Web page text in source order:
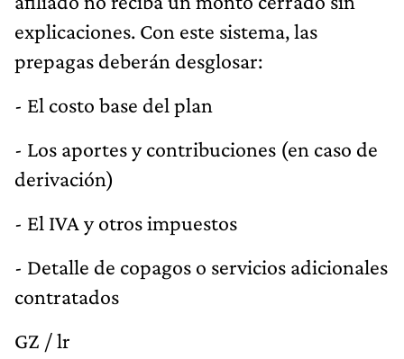
explicaciones. Con este sistema, las
prepagas deberán desglosar:
- El costo base del plan
- Los aportes y contribuciones (en caso de
derivación)
- El IVA y otros impuestos
- Detalle de copagos o servicios adicionales
contratados
GZ / lr